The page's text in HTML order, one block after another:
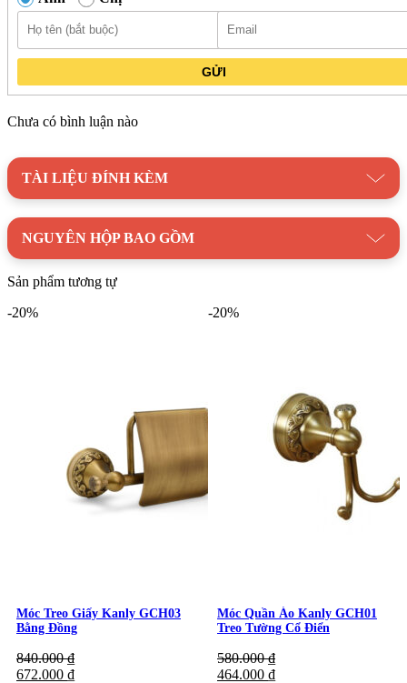
không chứa chì, an toàn cho người sử dụng
Kiện VIGLACERA
Thương hiệu: Thiết Bị Vệ Sinh VIGLACERA
GỬI
Chưa có bình luận nào
TÀI LIỆU ĐÍNH KÈM
NGUYÊN HỘP BAO GỒM
Sản phẩm tương tự
-20%
Móc Treo Giấy Kanly GCH03
Bằng Đồng
840.000₫
672.000 ₫
-20%
Móc Quần Áo Kanly GCH01
Treo Tường Cổ Điển
580.000₫
464.000 ₫